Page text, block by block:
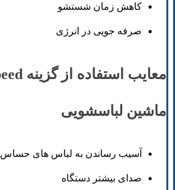
کاهش زمان شستشو
صرفه جویی در انرژی
ماشین لباسشویی
آسیب رساندن به لباس های حساس
صدای بیشتر دستگاه